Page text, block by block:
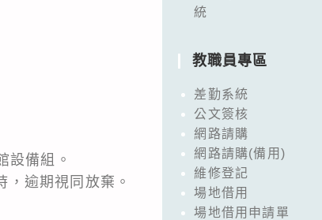
設備組。
逾期視同放棄。
統
教職員專區
差勤系統
公文簽核
網路請購
網路請購(備用)
維修登記
場地借用
場地借用申請單